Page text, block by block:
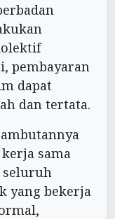
pembayaran
dapat
dan tertata.
sama
yang bekerja